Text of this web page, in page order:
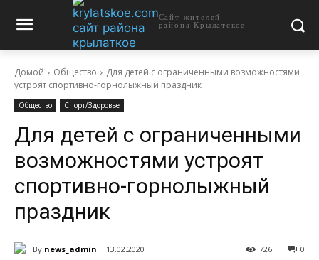
Сайт жителей
района Крылатское
Домой Общество
Для детей с ограниченными возможностями
устроят спортивно-горнолыжный праздник
Общество Спорт/Здоровье
Для детей с ограниченными
возможностями устроят
спортивно-горнолыжный
праздник
By news_admin 13.02.2020 0
726